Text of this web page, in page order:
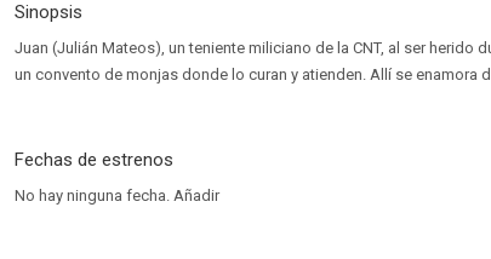
Sinopsis
Juan (Julián Mateos), un teniente miliciano de la CNT, al ser herido
un convento de monjas donde lo curan y atienden. Allí se enamora
Fechas de estrenos
No hay ninguna fecha. Añadir